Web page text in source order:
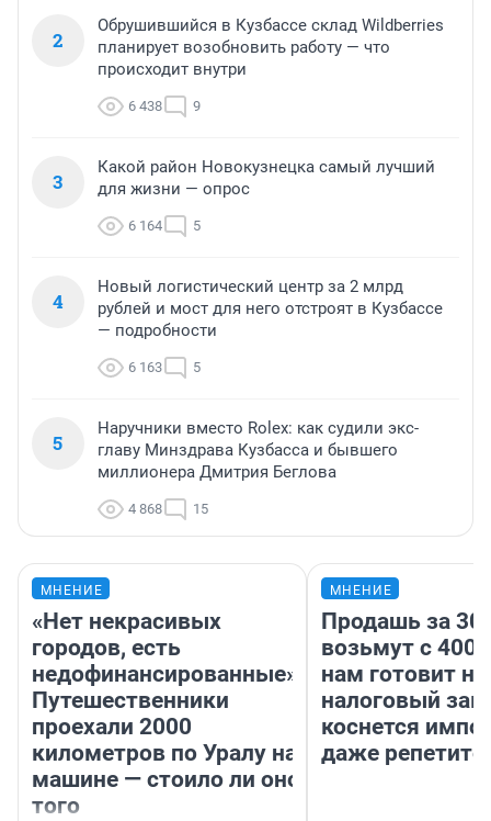
2
Обрушившийся в Кузбассе склад Wildberries
планирует возобновить работу — что
происходит внутри
6 438 9
3
Какой район Новокузнецка самый лучший
для жизни — опрос
6 164 5
4
Новый логистический центр за 2 млрд
рублей и мост для него отстроят в Кузбассе
— подробности
6 163 5
5
Наручники вместо Rolex: как судили экс-
главу Минздрава Кузбасса и бывшего
миллионера Дмитрия Беглова
4 868 15
МНЕНИЕ
«Нет некрасивых
городов, есть
недофинансированные».
Путешественники
проехали 2000
километров по Уралу на
машине — стоило ли оно
того
МНЕНИЕ
Продашь за
возьмут с
нам готовит
налоговый
коснется
даже